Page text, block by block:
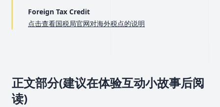
Foreign Tax Credit
点击查看国税局官网对海外税点的说明
正文部分(建议在体验互动小故事后阅
读)